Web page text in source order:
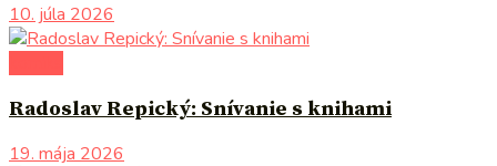
10. júla 2026
Radoslav Repický: Snívanie s knihami
19. mája 2026